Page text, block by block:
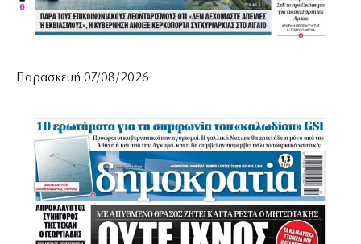
Παρασκευή 07/08/2026